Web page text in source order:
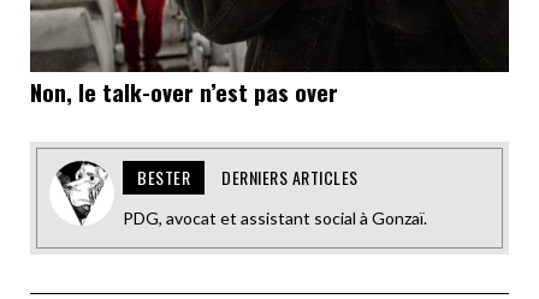
Non, le talk-over n’est pas over
BESTER DERNIERS ARTICLES
PDG, avocat et assistant social à Gonzaï.